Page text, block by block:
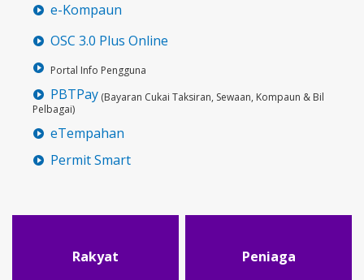
e-Kompaun
OSC 3.0 Plus Online
Portal Info Pengguna
PBTPay (Bayaran Cukai Taksiran, Sewaan, Kompaun & Bil
Pelbagai)
eTempahan
Permit Smart
Rakyat Peniaga